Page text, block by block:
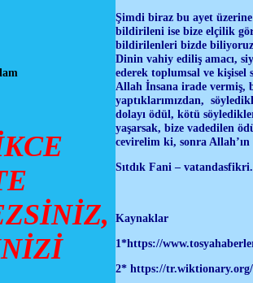
Şimdi biraz bu ayet
bildirileni ise bize elçilik
bildirilenleri bizde biliyoruz
Dinin vahiy ediliş amacı,
ederek toplumsal ve
Allah İnsana irade vermiş,
yaptıklarımızdan,
dolayı ödül, kötü
yaşarsak, bize vadedilen
cevirelim ki, sonra
Sıtdık Fani –
Kaynaklar
1*https://
2* https://tr.wiktionary.org/